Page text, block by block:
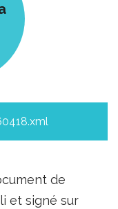
de
et signé sur